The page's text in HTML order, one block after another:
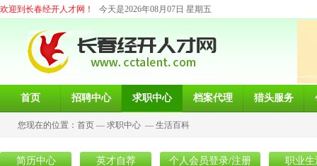
欢迎到长春经开人才网！ 今天是2026年08月07日 星期五
首页 招聘中心 求职中心 档案代理 猎头服务
您现在的位置： 首页 — 求职中心 — 生活百科
简历中心 英才自荐 个人会员登录/注册 职业生